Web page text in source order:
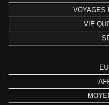
VOYAGES
VIE